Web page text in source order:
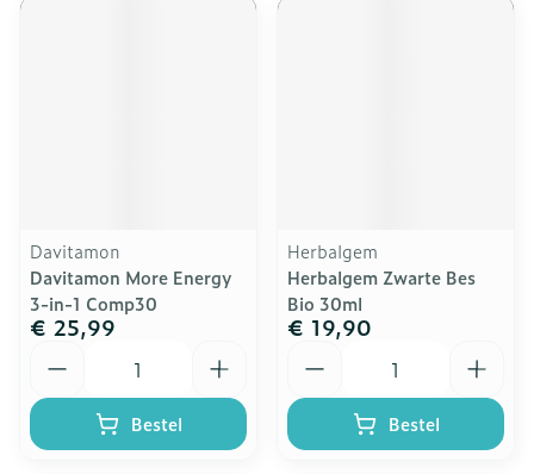
Davitamon
Davitamon More Energy
3-in-1 Comp30
€ 25,99
Bestel
Herbalgem
Herbalgem Zwarte Bes
Bio 30ml
€ 19,90
Bestel